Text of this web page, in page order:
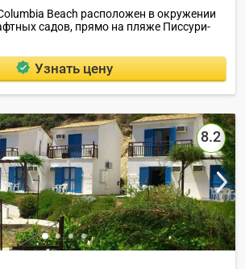
Beach расположен в окружении
садов, прямо на пляже Писсури-
Узнать цену
8.2